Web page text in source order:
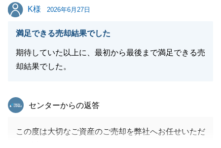
閉じる
K様
K様 2026年6月27日
満足できる売却結果でした
期待していた以上に、最初から最後まで満足できる売
却結果でした。
東急リバブル
センターからの返答
この度は大切なご資産のご売却を弊社へお任せいただ